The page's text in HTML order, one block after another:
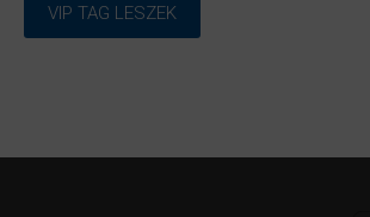
VIP TAG LESZEK